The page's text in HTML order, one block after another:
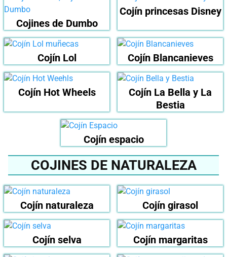
Cojines de Dumbo
Cojín princesas Disney
Cojín Lol Cojín Blancanieves
Cojín Hot Wheels
Cojín La Bella y La
Bestia
Cojín espacio
COJINES DE NATURALEZA
Cojín naturaleza Cojín girasol
Cojín selva Cojín margaritas